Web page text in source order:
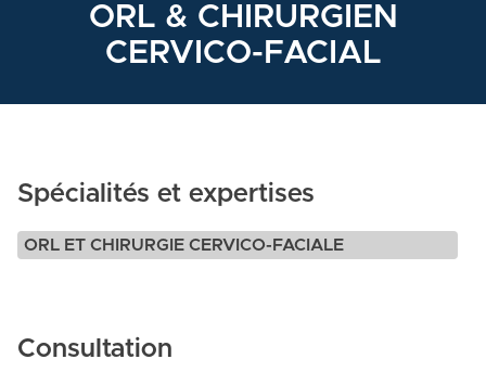
ORL & CHIRURGIEN
CERVICO-FACIAL
Spécialités et expertises
ORL ET CHIRURGIE CERVICO-FACIALE
Consultation